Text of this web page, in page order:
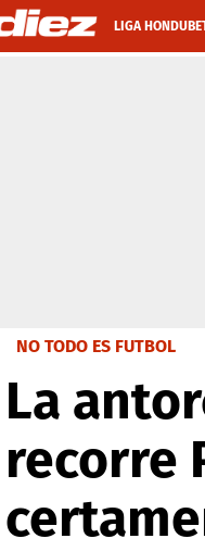
LIGA
NO TODO ES FUTBOL
La
recorre